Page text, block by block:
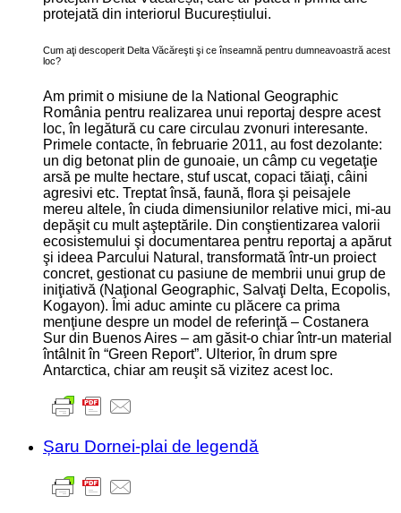
protejată din interiorul Bucureștiului.
Cum aţi descoperit Delta Văcăreşti şi ce înseamnă pentru dumneavoastră acest
loc?
Am primit o misiune de la National Geographic
România pentru realizarea unui reportaj despre acest
loc, în legătură cu care circulau zvonuri interesante.
Primele contacte, în februarie 2011, au fost dezolante:
un dig betonat plin de gunoaie, un câmp cu vegetaţie
arsă pe multe hectare, stuf uscat, copaci tăiaţi, câini
agresivi etc. Treptat însă, faună, flora şi peisajele
mereu altele, în ciuda dimensiunilor relative mici, mi-au
depăşit cu mult aşteptările. Din conştientizarea valorii
ecosistemului şi documentarea pentru reportaj a apărut
şi ideea Parcului Natural, transformată într-un proiect
concret, gestionat cu pasiune de membrii unui grup de
iniţiativă (Naţional Geographic, Salvaţi Delta, Ecopolis,
Kogayon). Îmi aduc aminte cu plăcere ca prima
menţiune despre un model de referinţă – Costanera
Sur din Buenos Aires – am găsit-o chiar într-un material
întâlnit în “Green Report”. Ulterior, în drum spre
Antarctica, chiar am reuşit să vizitez acest loc.
Șaru Dornei-plai de legendă